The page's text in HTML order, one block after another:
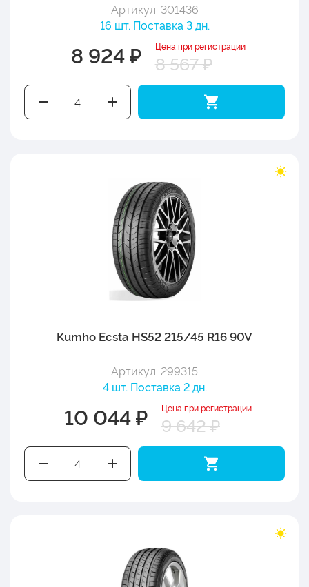
Артикул: 301436
16 шт. Поставка 3 дн.
8 924 ₽ Цена при регистрации
8 567 ₽
Kumho Ecsta HS52 215/45 R16 90V
Артикул: 299315
4 шт. Поставка 2 дн.
10 044 ₽ Цена при регистрации
9 642 ₽